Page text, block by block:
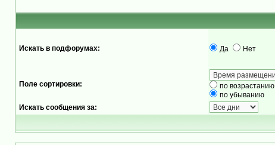
Искать в подфорумах: Да Нет
Поле сортировки:
по возрастанию
по убыванию
Искать сообщения за: